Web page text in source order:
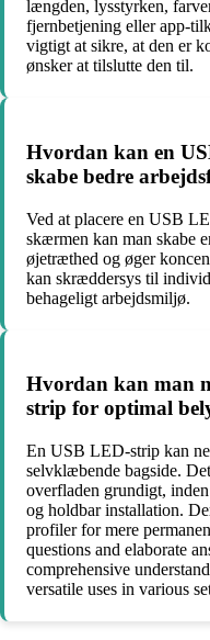
længden, lysstyrken,
fjernbetjening eller app-
vigtigt at sikre, at den er
ønsker at tilslutte den til.
Hvordan kan en
skabe bedre
Ved at placere en USB
skærmen kan man skabe
øjetræthed og øger
kan skræddersys til
behageligt arbejdsmiljø.
Hvordan kan man
strip for optimal
En USB LED-strip kan
selvklæbende bagside.
overfladen grundigt,
og holdbar installation.
profiler for mere
questions and elaborate
comprehensive
versatile uses in various